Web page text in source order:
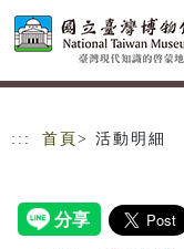
跳到主要內容
網站導覽
::: 首頁 > 活動明細